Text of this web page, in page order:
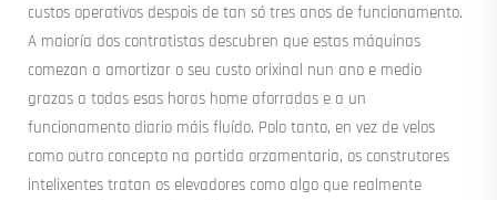
custos operativos despois de tan só tres anos de funcionamento.
A maioría dos contratistas descubren que estas máquinas
comezan a amortizar o seu custo orixinal nun ano e medio
grazas a todas esas horas home aforradas e a un
funcionamento diario máis fluído. Polo tanto, en vez de velos
como outro concepto na partida orzamentaria, os construtores
intelixentes tratan os elevadores como algo que realmente